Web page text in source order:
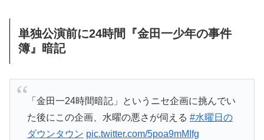
単独公演前に24時間『金田一少年の事件
簿』暗記
「金田一24時間暗記」というニセ企画に挑んでい
た後にこの企画、水曜の悪さが伺える #水曜日の
ダウンタウン pic.twitter.com/5poa9mMIfg